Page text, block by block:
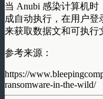
当 Anubi 感染计算机时
成自动执行，在用户
来获取数据文和可执行
参考来源：
https://
ransomware-in-the-wild/